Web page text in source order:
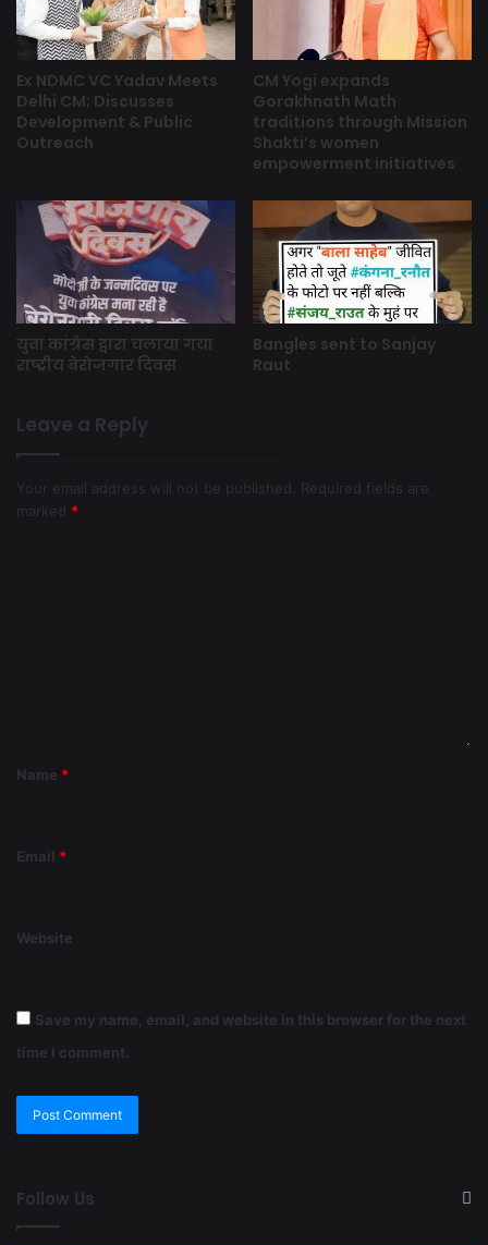
Ex NDMC VC Yadav Meets
Delhi CM; Discusses
Development & Public
Outreach
CM Yogi expands
Gorakhnath Math
traditions through Mission
Shakti’s women
empowerment initiatives
युवा कांग्रेस द्वारा चलाया गया
राष्ट्रीय बेरोजगार दिवस
Bangles sent to Sanjay
Raut
Leave a Reply
Your email address will not be published.
Required fields are
marked *
Name *
Email *
Website
Save my name, email, and website in this browser for the next
time I comment.
Follow Us